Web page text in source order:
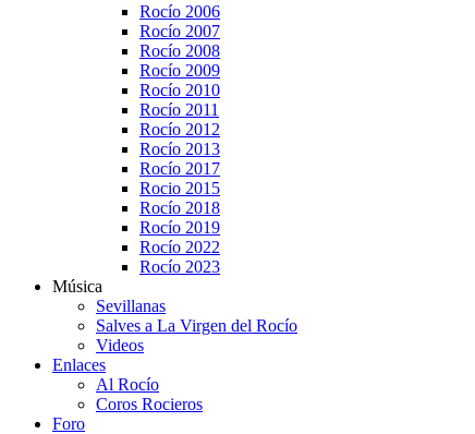
Rocío 2006
Rocío 2007
Rocío 2008
Rocío 2009
Rocío 2010
Rocío 2011
Rocío 2012
Rocío 2013
Rocío 2017
Rocio 2015
Rocío 2018
Rocío 2019
Rocío 2022
Rocío 2023
Música
Sevillanas
Salves a La Virgen del Rocío
Videos
Enlaces
Al Rocío
Coros Rocieros
Foro